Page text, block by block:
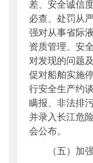
差、安全诚信
必查、处罚从
强对从事省际
资质管理、安
对发现的问题
促对船舶实施
行安全生产约
瞒报、非法排
并录入长江危
会公布。
（五）加